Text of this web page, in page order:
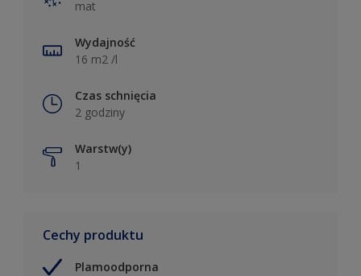
mat
Wydajność
16 m2 /l
Czas schnięcia
2 godziny
Warstw(y)
1
Cechy produktu
Plamoodporna